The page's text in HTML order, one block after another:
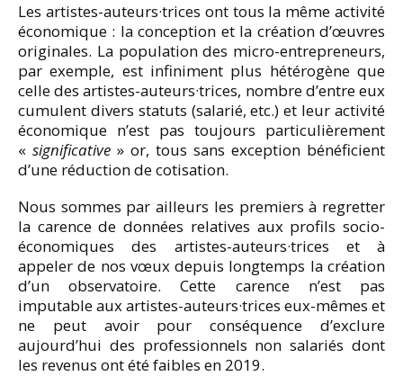
Les artistes-auteurs·trices ont tous la même activité
économique : la conception et la création d’œuvres
originales. La population des micro-entrepreneurs,
par exemple, est infiniment plus hétérogène que
celle des artistes-auteurs·trices, nombre d’entre eux
cumulent divers statuts (salarié, etc.) et leur activité
économique n’est pas toujours particulièrement
« significative » or, tous sans exception bénéficient
d’une réduction de cotisation.
Nous sommes par ailleurs les premiers à regretter
la carence de données relatives aux profils socio-
économiques des artistes-auteurs·trices et à
appeler de nos vœux depuis longtemps la création
d’un observatoire. Cette carence n’est pas
imputable aux artistes-auteurs·trices eux-mêmes et
ne peut avoir pour conséquence d’exclure
aujourd’hui des professionnels non salariés dont
les revenus ont été faibles en 2019.